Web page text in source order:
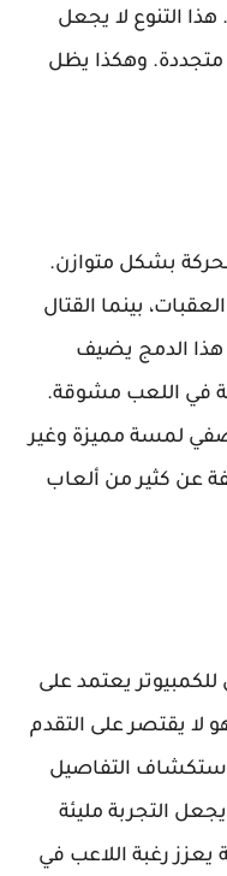
التنوع لا يجعل
متجددة. وهكذا يظل
بشكل متوازن.
بينما القتال
هذا الدمج يضيف
في اللعب مشوقة.
لمسة مميزة وغير
عن كثير من ألعاب
يعتمد على
لا يقتصر على التقدم
استكشاف التفاصيل
التجربة مليئة
يعزز رغبة اللاعب في